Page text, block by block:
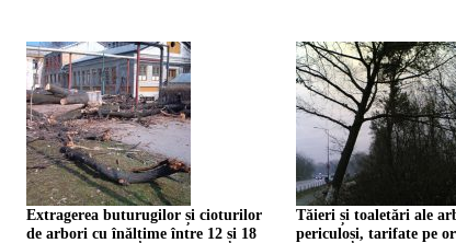
Extragerea buturugilor și cioturilor
de arbori cu înălțime între 12 și 18
Tăieri și toaletări ale
periculoși, tarifate pe